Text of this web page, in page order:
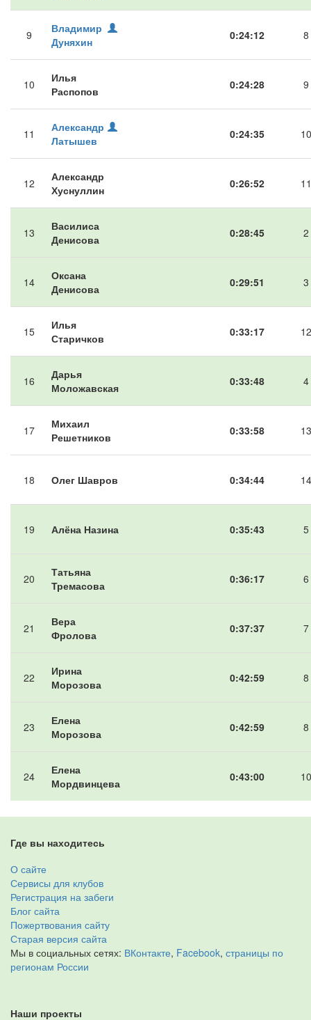
9
Владимир
Дуняхин
0:24:12 8
10
Илья
Распопов
0:24:28 9
11
Александр
Латышев
0:24:35 10
12
Александр
Хуснуллин
0:26:52 11
13
Василиса
Денисова
0:28:45 2
14
Оксана
Денисова
0:29:51 3
15
Илья
Старичков
0:33:17 12
16
Дарья
Моложавская
0:33:48 4
17
Михаил
Решетников
0:33:58 13
18 Олег Шавров 0:34:44 14
19 Алёна Назина 0:35:43 5
20
Татьяна
Тремасова
0:36:17 6
21
Вера
Фролова
0:37:37 7
22
Ирина
Морозова
0:42:59 8
23
Елена
Морозова
0:42:59 8
24
Елена
Мордвинцева
0:43:00 10
Где вы находитесь
О сайте
Сервисы для клубов
Регистрация на забеги
Блог сайта
Пожертвования сайту
Старая версия сайта
Мы в социальных сетях: ВКонтакте, Facebook, страницы по
регионам России
Наши проекты